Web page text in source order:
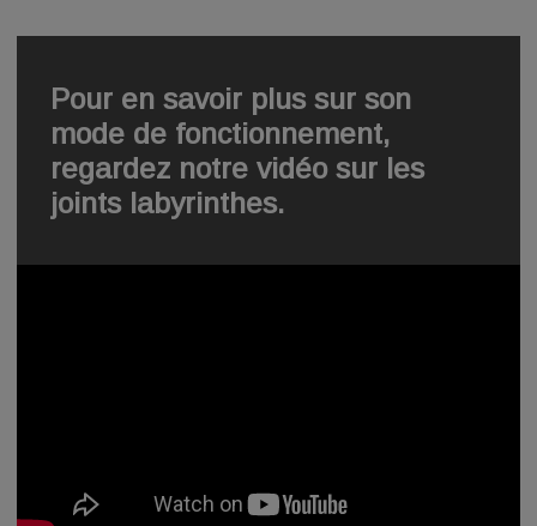
Pour en savoir plus sur son
mode de fonctionnement,
regardez notre vidéo sur les
joints labyrinthes.